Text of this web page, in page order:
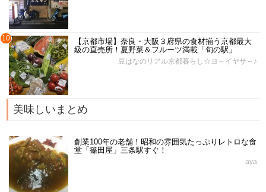
10
【京都市場】奈良・大阪３府県の食材揃う京都最大
級の直売所！夏野菜＆フルーツ満載「旬の駅」
豆はなのリアル京都暮らし☆ヨ～イヤサ～♪
美味しいまとめ
創業100年の老舗！昭和の雰囲気たっぷりレトロな食
堂「篠田屋」三条駅すぐ！
aya